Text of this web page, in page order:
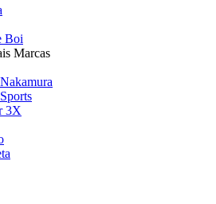
Boi
Marcas
3X